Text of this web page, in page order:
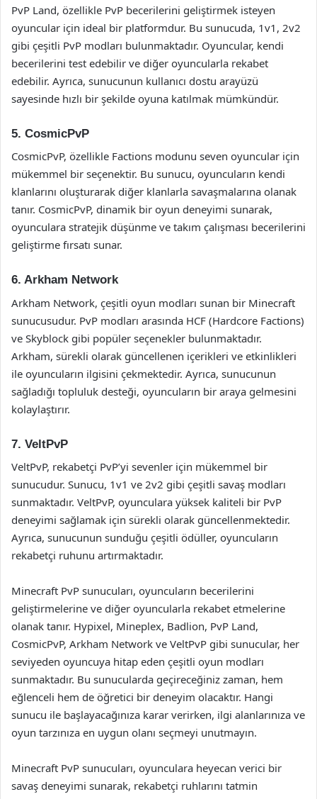
PvP Land, özellikle PvP becerilerini geliştirmek isteyen
oyuncular için ideal bir platformdur. Bu sunucuda, 1v1, 2v2
gibi çeşitli PvP modları bulunmaktadır. Oyuncular, kendi
becerilerini test edebilir ve diğer oyuncularla rekabet
edebilir. Ayrıca, sunucunun kullanıcı dostu arayüzü
sayesinde hızlı bir şekilde oyuna katılmak mümkündür.
5. CosmicPvP
CosmicPvP, özellikle Factions modunu seven oyuncular için
mükemmel bir seçenektir. Bu sunucu, oyuncuların kendi
klanlarını oluşturarak diğer klanlarla savaşmalarına olanak
tanır. CosmicPvP, dinamik bir oyun deneyimi sunarak,
oyunculara stratejik düşünme ve takım çalışması becerilerini
geliştirme fırsatı sunar.
6. Arkham Network
Arkham Network, çeşitli oyun modları sunan bir Minecraft
sunucusudur. PvP modları arasında HCF (Hardcore Factions)
ve Skyblock gibi popüler seçenekler bulunmaktadır.
Arkham, sürekli olarak güncellenen içerikleri ve etkinlikleri
ile oyuncuların ilgisini çekmektedir. Ayrıca, sunucunun
sağladığı topluluk desteği, oyuncuların bir araya gelmesini
kolaylaştırır.
7. VeltPvP
VeltPvP, rekabetçi PvP’yi sevenler için mükemmel bir
sunucudur. Sunucu, 1v1 ve 2v2 gibi çeşitli savaş modları
sunmaktadır. VeltPvP, oyunculara yüksek kaliteli bir PvP
deneyimi sağlamak için sürekli olarak güncellenmektedir.
Ayrıca, sunucunun sunduğu çeşitli ödüller, oyuncuların
rekabetçi ruhunu artırmaktadır.
Minecraft PvP sunucuları, oyuncuların becerilerini
geliştirmelerine ve diğer oyuncularla rekabet etmelerine
olanak tanır. Hypixel, Mineplex, Badlion, PvP Land,
CosmicPvP, Arkham Network ve VeltPvP gibi sunucular, her
seviyeden oyuncuya hitap eden çeşitli oyun modları
sunmaktadır. Bu sunucularda geçireceğiniz zaman, hem
eğlenceli hem de öğretici bir deneyim olacaktır. Hangi
sunucu ile başlayacağınıza karar verirken, ilgi alanlarınıza ve
oyun tarzınıza en uygun olanı seçmeyi unutmayın.
Minecraft PvP sunucuları, oyunculara heyecan verici bir
savaş deneyimi sunarak, rekabetçi ruhlarını tatmin